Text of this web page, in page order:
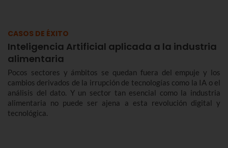
CASOS DE ÉXITO
Inteligencia Artificial aplicada a la industria
alimentaria
Pocos sectores y ámbitos se quedan fuera del empuje y los
cambios derivados de la irrupción de tecnologías como la IA o el
análisis del dato. Y un sector tan esencial como la industria
alimentaria no puede ser ajena a esta revolución digital y
tecnológica.